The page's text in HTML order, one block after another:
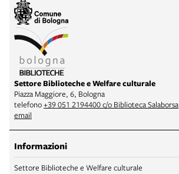
Settore Biblioteche e Welfare culturale
Piazza Maggiore, 6, Bologna
telefono+39 051 2194400 c/o Biblioteca Salaborsa
email
Informazioni
Settore Biblioteche e Welfare culturale